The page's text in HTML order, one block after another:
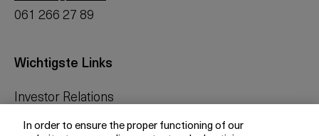
061 266 27 89
Wichtigste Links
Investor Relations
In order to ensure the proper functioning of our